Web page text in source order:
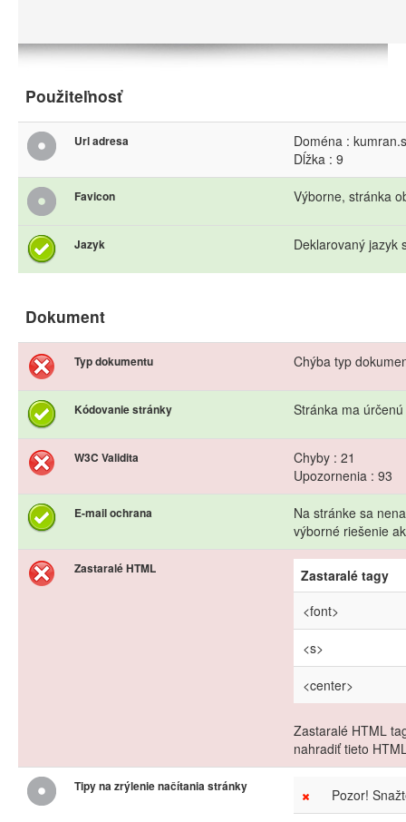
Použiteľnosť
Url adresa
Doména :
Dĺžka : 9
Favicon Výborne, stránka
Jazyk Deklarovaný jazyk
Dokument
Typ dokumentu Chýba typ
Kódovanie stránky Stránka ma
W3C Validita
Chyby : 21
Upozornenia : 93
E-mail ochrana
Na stránke sa
výborné riešenie
Zastaralé HTML
Zastaralé tagy
<font>
<s>
<center>
Zastaralé HTML
nahradiť tieto
Tipy na zrýlenie načítania stránky Pozor!